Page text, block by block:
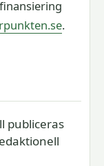
.
publiceras